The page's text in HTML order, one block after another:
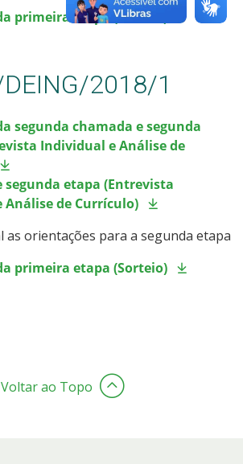
de cotas
Seletivos
primeira etapa (Sorteio)
2018/1
segunda chamada e segunda
Individual e Análise de
segunda etapa (Entrevista
de Currículo)
as orientações para a segunda etapa
primeira etapa (Sorteio)
Voltar ao Topo